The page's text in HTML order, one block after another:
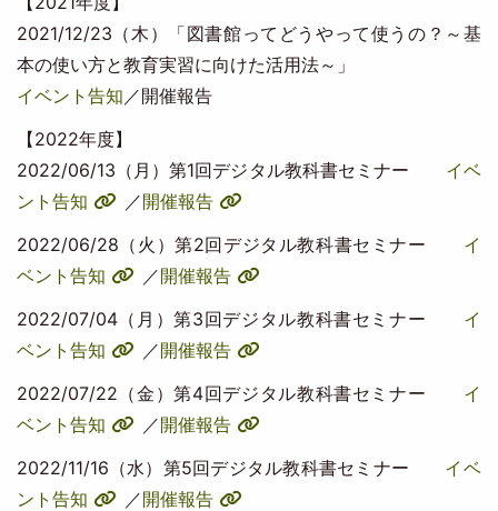
2021/12/23（木）「図書館ってどうやって使うの？～基
本の使い方と教育実習に向けた活用法～」
イベント告知 ／開催報告
【2022年度】
2022/06/13（月）第1回デジタル教科書セミナー イベ
ント告知
／開催報告
2022/06/28（火）第2回デジタル教科書セミナー イ
ベント告知
／開催報告
2022/07/04（月）第3回デジタル教科書セミナー イ
ベント告知
／開催報告
2022/07/22（金）第4回デジタル教科書セミナー イ
ベント告知
／開催報告
2022/11/16（水）第5回デジタル教科書セミナー イベ
ント告知
／開催報告